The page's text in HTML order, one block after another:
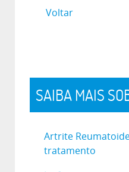
Voltar
SAIBA MAIS
Artrite
tratamento